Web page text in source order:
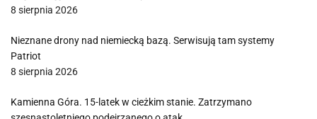
8 sierpnia 2026
Nieznane drony nad niemiecką bazą. Serwisują tam systemy
Patriot
8 sierpnia 2026
Kamienna Góra. 15-latek w cieżkim stanie. Zatrzymano